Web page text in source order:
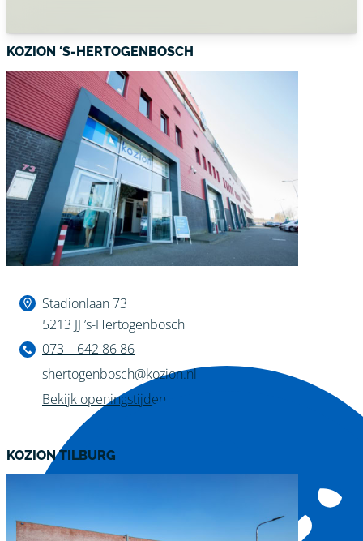
KOZION ‘S-HERTOGENBOSCH
Stadionlaan 73
5213 JJ ’s-Hertogenbosch
073 – 642 86 86
shertogenbosch@kozion.nl
Bekijk openingstijden
KOZION TILBURG